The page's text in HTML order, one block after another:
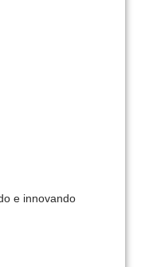
e innovando